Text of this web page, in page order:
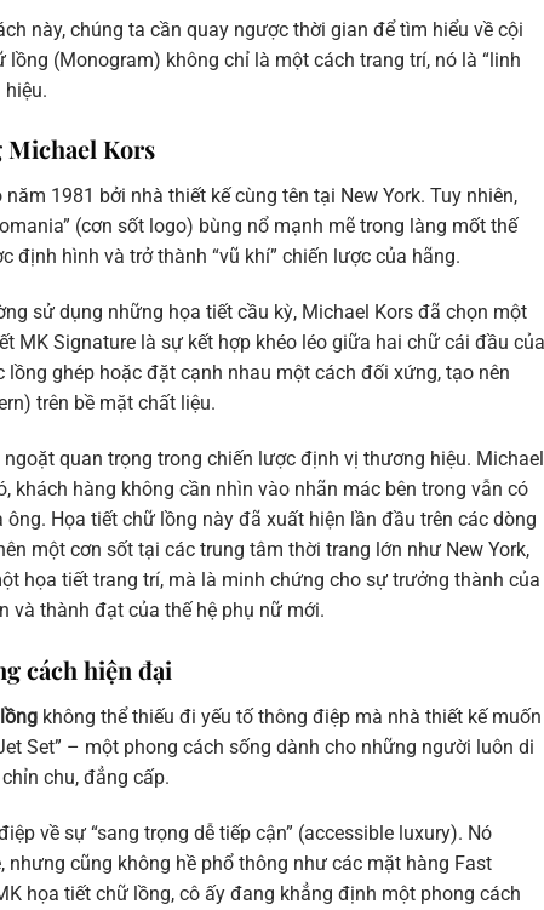
này, chúng ta cần quay ngược thời gian để tìm hiểu về cội
(Monogram) không chỉ là một cách trang trí, nó là “linh
hiệu.
Michael Kors
1981 bởi nhà thiết kế cùng tên tại New York. Tuy nhiên,
(cơn sốt logo) bùng nổ mạnh mẽ trong làng mốt thế
định hình và trở thành “vũ khí” chiến lược của hãng.
sử dụng những họa tiết cầu kỳ, Michael Kors đã chọn một
MK Signature là sự kết hợp khéo léo giữa hai chữ cái đầu của
lồng ghép hoặc đặt cạnh nhau một cách đối xứng, tạo nên
trên bề mặt chất liệu.
quan trọng trong chiến lược định vị thương hiệu. Michael
khách hàng không cần nhìn vào nhãn mác bên trong vẫn có
Họa tiết chữ lồng này đã xuất hiện lần đầu trên các dòng
một cơn sốt tại các trung tâm thời trang lớn như New York,
họa tiết trang trí, mà là minh chứng cho sự trưởng thành của
và thành đạt của thế hệ phụ nữ mới.
cách hiện đại
không thể thiếu đi yếu tố thông điệp mà nhà thiết kế muốn
Set” – một phong cách sống dành cho những người luôn di
chu, đẳng cấp.
về sự “sang trọng dễ tiếp cận” (accessible luxury). Nó
nhưng cũng không hề phổ thông như các mặt hàng Fast
họa tiết chữ lồng, cô ấy đang khẳng định một phong cách